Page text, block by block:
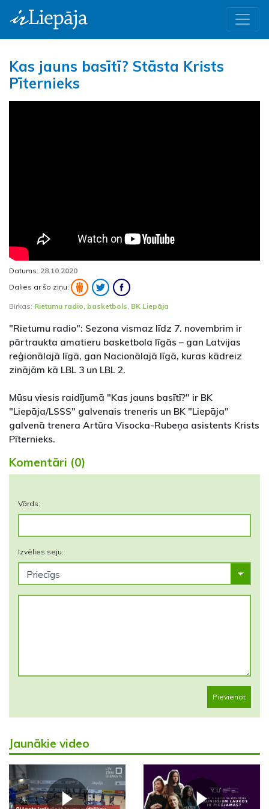
Kas jauns basītī? Stāsta Krists
Pīternieks
Datums: 28.10.2020
Dalies ar šo ziņu:
Birkas: Rietumu radio basketbols BK Liepāja
"Rietumu radio": Sezona vismaz līdz 7. novembrim ir
pārtraukta amatieru basketbola līgās – gan Latvijas
reģionālajā līgā, gan Nacionālajā līgā, kuras kādreiz
zinājām kā LBL 3 un LBL 2.
Mūsu viesis raidījumā "Kas jauns basītī?" ir BK
"Liepāja/LSSS" galvenais treneris un BK "Liepāja"
galvenā trenera Artūra Visocka-Rubeņa asistents Krists
Pīternieks.
Komentāri (0)
Vārds:
Izvēlies seju:
Pievienot
Jaunākie video